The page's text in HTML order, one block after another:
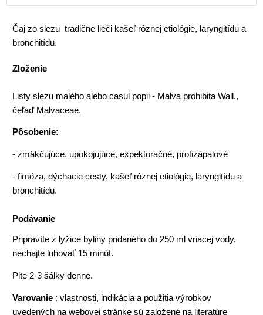
Čaj zo slezu tradične lieči kašeľ rôznej etiológie, laryngitídu a
bronchitídu.
Zloženie
Listy slezu malého alebo casul popii - Malva prohibita Wall.,
čeľaď Malvaceae.
Pôsobenie:
- zmäkčujúce, upokojujúce, expektoračné, protizápalové
- fimóza, dýchacie cesty, kašeľ rôznej etiológie, laryngitídu a
bronchitídu.
Podávanie
Pripravíte z lyžice byliny pridaného do 250 ml vriacej vody,
nechajte luhovať 15 minút.
Pite 2-3 šálky denne.
Varovanie : vlastnosti, indikácia a použitia výrobkov
uvedených na webovej stránke sú založené na literatúre